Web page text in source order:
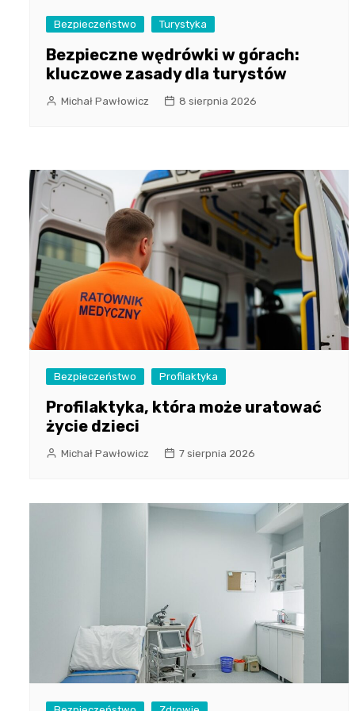
Bezpieczeństwo Turystyka
Bezpieczne wędrówki w górach:
kluczowe zasady dla turystów
Michał Pawłowicz 8 sierpnia 2026
Bezpieczeństwo Profilaktyka
Profilaktyka, która może uratować
życie dzieci
Michał Pawłowicz 7 sierpnia 2026